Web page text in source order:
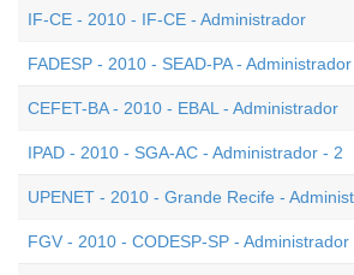
IF-CE - 2010 - IF-CE - Administrador
FADESP - 2010 - SEAD-PA - Administrador
CEFET-BA - 2010 - EBAL - Administrador
IPAD - 2010 - SGA-AC - Administrador - 2
UPENET - 2010 - Grande Recife -
FGV - 2010 - CODESP-SP - Administrador